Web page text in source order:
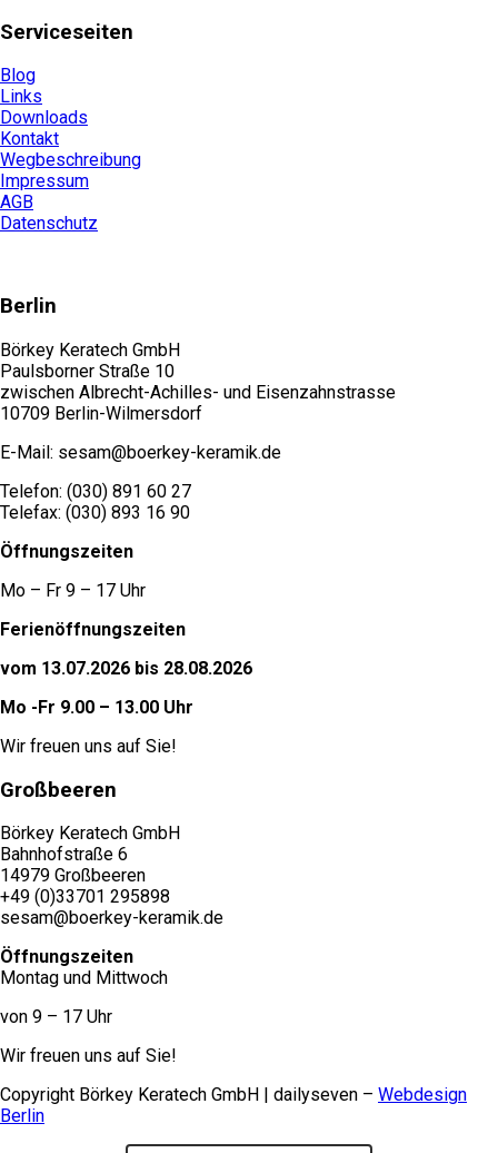
Serviceseiten
Blog
Links
Downloads
Kontakt
Wegbeschreibung
Impressum
AGB
Datenschutz
Berlin
Börkey Keratech GmbH
Paulsborner Straße 10
zwischen Albrecht-Achilles- und Eisenzahnstrasse
10709 Berlin-Wilmersdorf
E-Mail: sesam@boerkey-keramik.de
Telefon: (030) 891 60 27
Telefax: (030) 893 16 90
Öffnungszeiten
Mo – Fr 9 – 17 Uhr
Ferienöffnungszeiten
vom 13.07.2026 bis 28.08.2026
Mo -Fr 9.00 – 13.00 Uhr
Wir freuen uns auf Sie!
Großbeeren
Börkey Keratech GmbH
Bahnhofstraße 6
14979 Großbeeren
+49 (0)33701 295898
sesam@boerkey-keramik.de
Öffnungszeiten
Montag und Mittwoch
von 9 – 17 Uhr
Wir freuen uns auf Sie!
Copyright Börkey Keratech GmbH | dailyseven – Webdesign
Berlin